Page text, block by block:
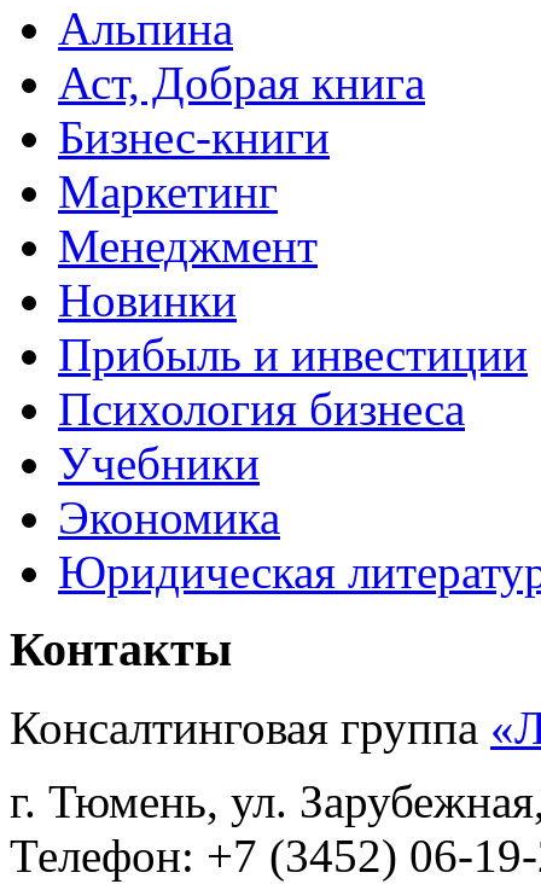
Альпина
Аст, Добрая книга
Бизнес-книги
Маркетинг
Менеджмент
Новинки
Прибыль и инвестиции
Психология бизнеса
Учебники
Экономика
Юридическая
Контакты
Консалтинговая группа
г. Тюмень, ул.
Телефон: +7 (3452) 06-